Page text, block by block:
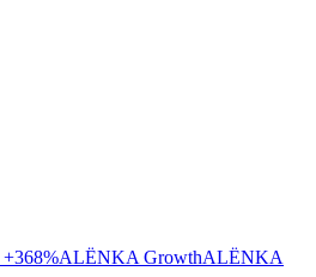
+368%ALЁNKA GrowthALЁNKA